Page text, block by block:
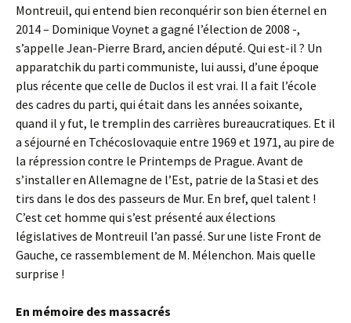
Montreuil, qui entend bien reconquérir son bien éternel en
2014 – Dominique Voynet a gagné l’élection de 2008 -,
s’appelle Jean-Pierre Brard, ancien député. Qui est-il ? Un
apparatchik du parti communiste, lui aussi, d’une époque
plus récente que celle de Duclos il est vrai. Il a fait l’école
des cadres du parti, qui était dans les années soixante,
quand il y fut, le tremplin des carrières bureaucratiques. Et il
a séjourné en Tchécoslovaquie entre 1969 et 1971, au pire de
la répression contre le Printemps de Prague. Avant de
s’installer en Allemagne de l’Est, patrie de la Stasi et des
tirs dans le dos des passeurs de Mur. En bref, quel talent !
C’est cet homme qui s’est présenté aux élections
législatives de Montreuil l’an passé. Sur une liste Front de
Gauche, ce rassemblement de M. Mélenchon. Mais quelle
surprise !
En mémoire des massacrés